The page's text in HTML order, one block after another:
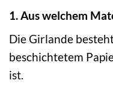
1. Aus welchem
Die Girlande
beschichtetem
ist.